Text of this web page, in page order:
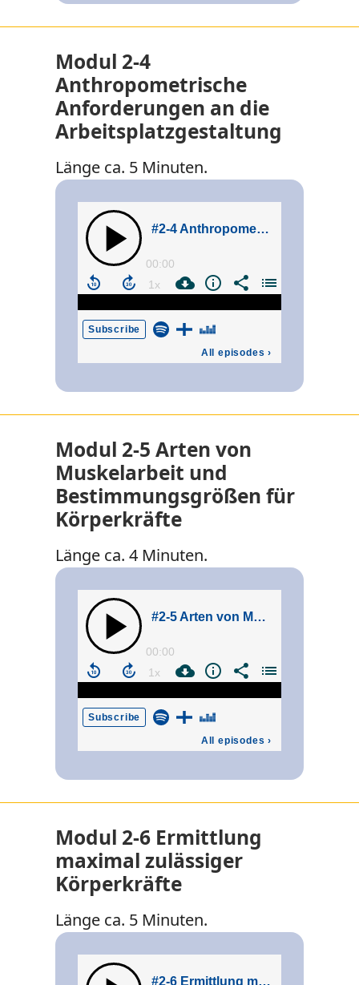
Modul 2-4
Anthropometrische
Anforderungen an die
Arbeitsplatzgestaltung
Länge ca. 5 Minuten.
Modul 2-5 Arten von
Muskelarbeit und
Bestimmungsgrößen für
Körperkräfte
Länge ca. 4 Minuten.
Modul 2-6 Ermittlung
maximal zulässiger
Körperkräfte
Länge ca. 5 Minuten.